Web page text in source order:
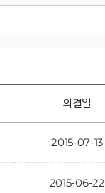
의결일
2015-07-13
2015-06-22